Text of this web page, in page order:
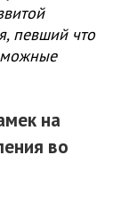
певший что
на
во